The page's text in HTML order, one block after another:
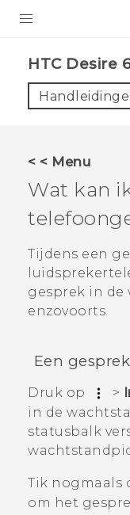
VIVE
AANBIEDINGEN
HTC Club
SUPPORT
HTC-apparaten
VIVERSE
Aanmelden
HTC Desire
< < Menu
Wat kan
Tijdens een
gesprek in de
enzovoorts.
Een
Druk op >
in de
statusbalk
Tik nogmaals
om het